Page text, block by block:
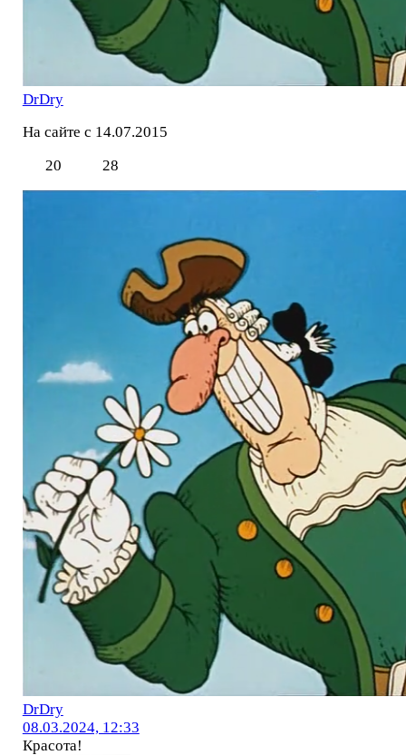
DrDry
На сайте с 14.07.2015
20
28
DrDry
08.03.2024, 12:33
Красота!